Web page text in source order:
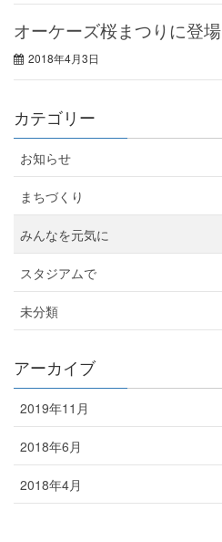
オーケーズ桜まつりに登場
2018年4月3日
カテゴリー
お知らせ
まちづくり
みんなを元気に
スタジアムで
未分類
アーカイブ
2019年11月
2018年6月
2018年4月